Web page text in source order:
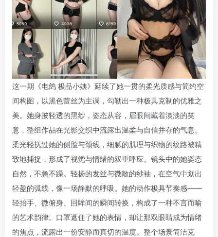
这一期《电鸽 极品小姨》延续了她一贯的柔光质感与简约空
间构图，以黑色蕾丝为主调，勾勒出一种极具克制的优雅之
美。她身披轻透的黑纱，姿态从容，眉眼间藏着淡淡的笑
意，整组作品在光影交织中流露出温柔与自信并存的气息。
柔光轻抚过她的侧脸与颈线，细腻的肌理与织物的纹路被精
致地捕捉，形成了视觉与情绪的双重呼应。镜头中的她姿态
自然，不急不躁。轻扬的发丝与微敞的纱袖，在空气中划出
轻盈的弧线，像一场静默的呼吸。她的动作极具节奏感——
轻抬手、微俯身、回眸间的瞬间转换，构成了一种不言而喻
的艺术韵律。口罩遮住了她的表情，却让那双眼睛成为情绪
的焦点，流露出一份安静而真切的温度。整个场景简洁克